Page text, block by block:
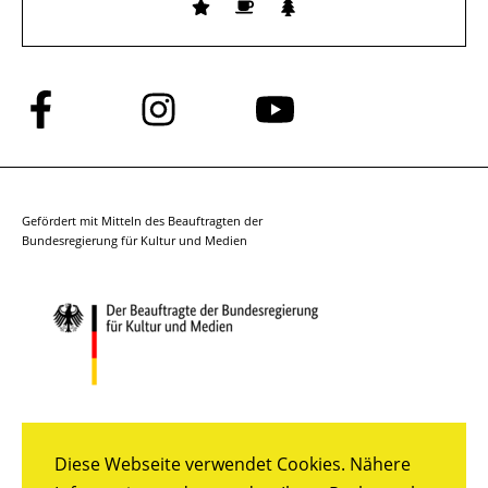
Diese Webseite verwendet Cookies. Nähere
Folge
uns
auf
Folge
uns
auf
Folge
auf
Gefördert mit Mitteln des Beauftragten der
Bundesregierung für Kultur und Medien